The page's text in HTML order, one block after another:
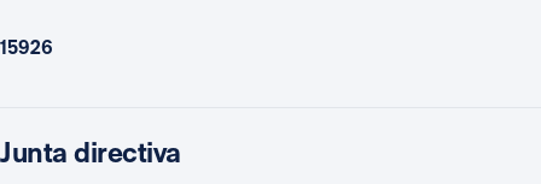
15926
Junta directiva